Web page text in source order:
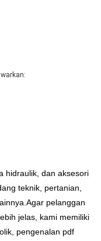
hidraulik, dan aksesori
teknik, pertanian,
pelanggan
jelas, kami memiliki
pengenalan pdf